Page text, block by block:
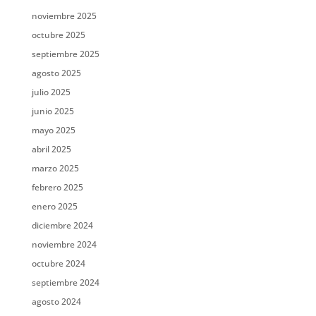
noviembre 2025
octubre 2025
septiembre 2025
agosto 2025
julio 2025
junio 2025
mayo 2025
abril 2025
marzo 2025
febrero 2025
enero 2025
diciembre 2024
noviembre 2024
octubre 2024
septiembre 2024
agosto 2024